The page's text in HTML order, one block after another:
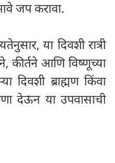
जप करावा.
या दिवशी रात्री
कीर्तने आणि विष्णूच्या
दिवशी ब्राह्मण किंवा
देऊन या उपवासाची